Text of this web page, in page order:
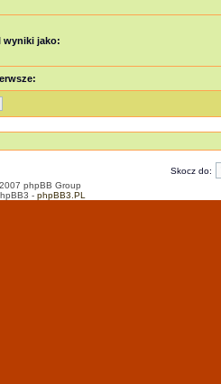
wyniki jako:
Skocz do:
phpBB Group
- phpBB3.PL